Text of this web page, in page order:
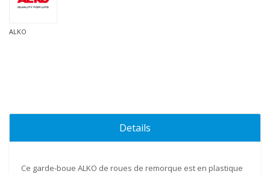
ALKO
Details
Ce garde-boue ALKO de roues de remorque est en plastique